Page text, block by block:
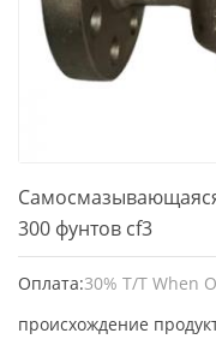
300 фунтов cf3
Оплата:30% T/T When
происхождение